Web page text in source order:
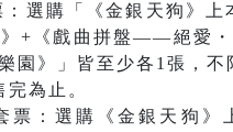
選購「《金銀天狗》上
》+《戲曲拼盤——絕愛
園》」皆至少各1張，不
為止。
：選購《金銀天狗》